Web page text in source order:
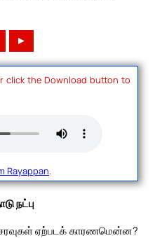
►
click the Download button to
Rayappan.
நட்பு
ஏற்படக் காரணமென்ன?